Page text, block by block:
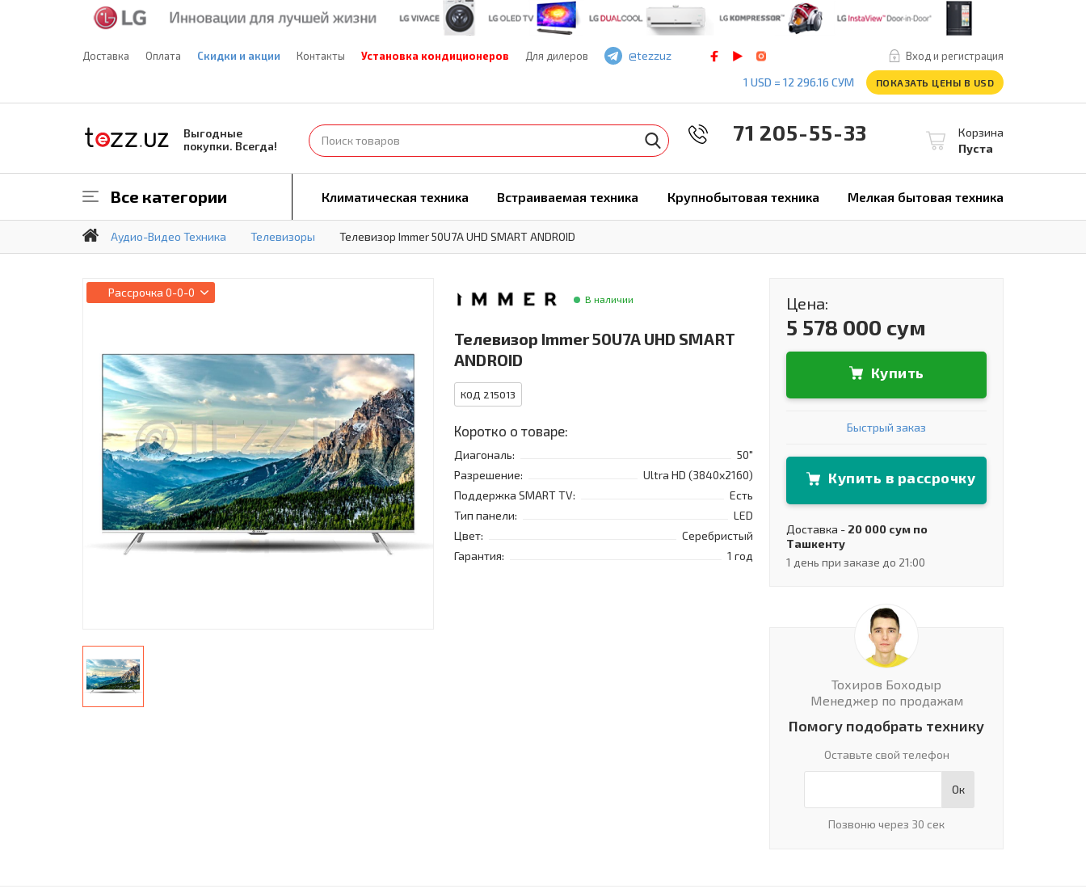
Доставка Оплата Скидки и акции Контакты Установка кондиционеров Для дилеров Вход и регистрация
@tezzuz
1 USD = 12 296.16 СУМ
ПОКАЗАТЬ ЦЕНЫ В USD
Выгодные
покупки. Всегда!
Корзина
Пуста
71 205-55-33
Все категории Климатическая техника Встраиваемая техника Крупнобытовая техника Мелкая бытовая техника
Аудио-Видео Техника Телевизоры Телевизор Immer 50U7A UHD SMART ANDROID
Рассрочка 0-0-0
В наличии
Телевизор Immer 50U7A UHD SMART
ANDROID
КОД 215013
Коротко о товаре:
Диагональ:
50"
Разрешение:
Ultra HD (3840x2160)
Поддержка SMART TV:
Есть
Тип панели:
LED
Цвет:
Серебристый
Гарантия:
1 год
Цена:
5 578 000 сум
Купить
Быстрый заказ
Купить в рассрочку
Доставка - 20 000 сум по
Ташкенту
1 день при заказе до 21:00
Тохиров Боходыр
Менеджер по продажам
Помогу подобрать технику
Оставьте свой телефон
Ок
Позвоню через 30 сек